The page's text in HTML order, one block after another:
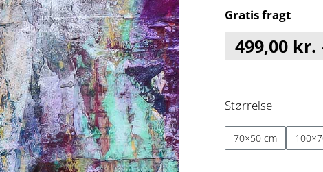
Gratis fragt
499,00 kr.
Størrelse
70×50 cm